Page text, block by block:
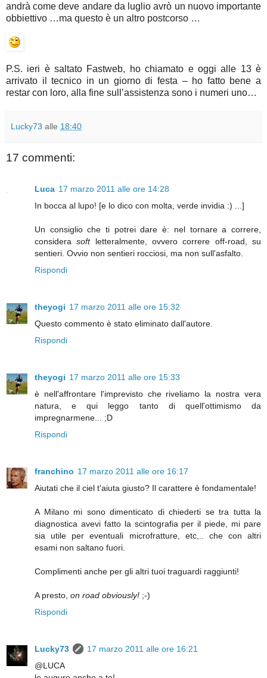
andrà come deve andare da luglio avrò un nuovo importante
obbiettivo …ma questo è un altro postcorso …
P.S. ieri è saltato Fastweb, ho chiamato e oggi alle 13 è
arrivato il tecnico in un giorno di festa – ho fatto bene a
restar con loro, alla fine sull’assistenza sono i numeri uno…
Lucky73 alle 18:40
17 commenti:
Luca 17 marzo 2011 alle ore 14:28
In bocca al lupo! [e lo dico con molta, verde invidia :) ...]
Un consiglio che ti potrei dare è: nel tornare a correre,
considerasoftletteralmente, ovvero correre off-road, su
sentieri. Ovvio non sentieri rocciosi, ma non sull'asfalto.
Rispondi
theyogi 17 marzo 2011 alle ore 15:32
Questo commento è stato eliminato dall'autore.
Rispondi
theyogi 17 marzo 2011 alle ore 15:33
è nell'affrontare l'imprevisto che riveliamo la nostra vera
natura, e qui leggo tanto di quell'ottimismo da
impregnarmene... ;D
Rispondi
franchino 17 marzo 2011 alle ore 16:17
Aiutati che il ciel t'aiuta giusto? Il carattere è fondamentale!
A Milano mi sono dimenticato di chiederti se tra tutta la
diagnostica avevi fatto la scintografia per il piede, mi pare
sia utile per eventuali microfratture, etc,.. che con altri
esami non saltano fuori.
Complimenti anche per gli altri tuoi traguardi raggiunti!
A presto, on road obviously! ;-)
Rispondi
Lucky73
17 marzo 2011 alle ore 16:21
@LUCA